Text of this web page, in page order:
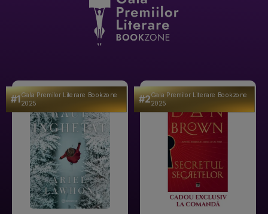
#1Gala Premilor Literare Bookzone
2025
#2Gala Premilor Literare Bookzone
2025